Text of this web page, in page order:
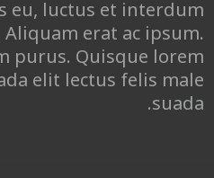
eu, luctus et interdum
erat ac ipsum.
purus. Quisque lorem
elit lectus felis male
suada.